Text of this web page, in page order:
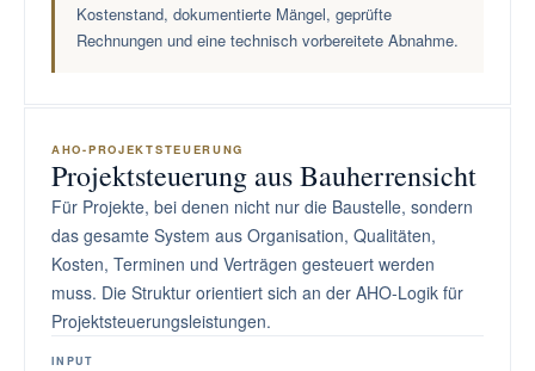
Kostenstand, dokumentierte Mängel, geprüfte
Rechnungen und eine technisch vorbereitete Abnahme.
AHO-PROJEKTSTEUERUNG
Projektsteuerung aus Bauherrensicht
Für Projekte, bei denen nicht nur die Baustelle, sondern
das gesamte System aus Organisation, Qualitäten,
Kosten, Terminen und Verträgen gesteuert werden
muss. Die Struktur orientiert sich an der AHO-Logik für
Projektsteuerungsleistungen.
INPUT